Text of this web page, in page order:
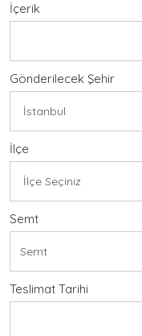
İçerik
Gönderilecek Şehir
İlçe
Semt
Teslimat Tarihi